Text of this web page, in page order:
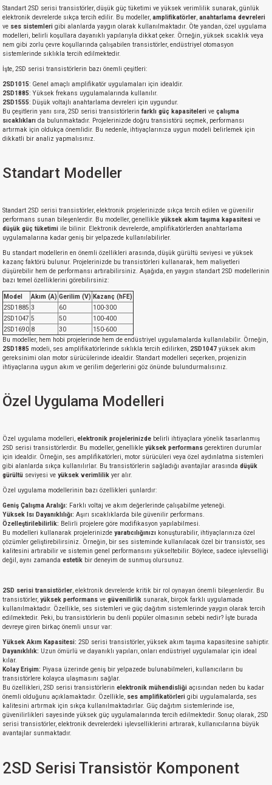
Standart 2SD serisi transistörler, düşük güç tüketimi ve yüksek verimlilik sunarak, günlük
elektronik devrelerde sıkça tercih edilir. Bu modeller, amplifikatörler anahtarlama devreleri
ve ses sistemleri gibi alanlarda yaygın olarak kullanılmaktadır. Öte yandan, özel uygulama
modelleri, belirli koşullara dayanıklı yapılarıyla dikkat çeker. Örneğin, yüksek sıcaklık veya
nem gibi zorlu çevre koşullarında çalışabilen transistörler, endüstriyel otomasyon
sistemlerinde sıklıkla tercih edilmektedir.
İşte, 2SD serisi transistörlerin bazı önemli çeşitleri:
2SD1015: Genel amaçlı amplifikatör uygulamaları için idealdir.
2SD1885: Yüksek frekans uygulamalarında kullanılır.
2SD1555: Düşük voltajlı anahtarlama devreleri için uygundur.
Bu çeşitlerin yanı sıra, 2SD serisi transistörlerin farklı güç kapasiteleri ve çalışma
sıcaklıkları da bulunmaktadır. Projelerinizde doğru transistörü seçmek, performansı
artırmak için oldukça önemlidir. Bu nedenle, ihtiyaçlarınıza uygun modeli belirlemek için
dikkatli bir analiz yapmalısınız.
Standart Modeller
Standart 2SD serisi transistörler, elektronik projelerinizde sıkça tercih edilen ve güvenilir
performans sunan bileşenlerdir. Bu modeller, genellikle yüksek akım taşıma kapasitesi ve
düşük güç tüketimi ile bilinir. Elektronik devrelerde, amplifikatörlerden anahtarlama
uygulamalarına kadar geniş bir yelpazede kullanılabilirler.
Bu standart modellerin en önemli özellikleri arasında, düşük gürültü seviyesi ve yüksek
kazanç faktörü bulunur. Projelerinizde bu transistörleri kullanarak, hem maliyetleri
düşürebilir hem de performansı artırabilirsiniz. Aşağıda, en yaygın standart 2SD modellerinin
bazı temel özelliklerini görebilirsiniz:
Model Akım (A) Gerilim (V) Kazanç (hFE)
2SD1885 3 60
100-300
2SD1047 5 50
100-400
2SD1690 8 30
150-600
Bu modeller, hem hobi projelerinde hem de endüstriyel uygulamalarda kullanılabilir. Örneğin,
2SD1885 modeli, ses amplifikatörlerinde sıklıkla tercih edilirken, 2SD1047 yüksek akım
gereksinimi olan motor sürücülerinde idealdir. Standart modelleri seçerken, projenizin
ihtiyaçlarına uygun akım ve gerilim değerlerini göz önünde bulundurmalısınız.
Özel Uygulama Modelleri
Özel uygulama modelleri, elektronik projelerinizde belirli ihtiyaçlara yönelik tasarlanmış
2SD serisi transistörlerdir. Bu modeller, genellikle yüksek performans gerektiren durumlar
için idealdir. Örneğin, ses amplifikatörleri, motor sürücüleri veya özel aydınlatma sistemleri
gibi alanlarda sıkça kullanılırlar. Bu transistörlerin sağladığı avantajlar arasında düşük
gürültü seviyesi ve yüksek verimlilik yer alır.
Özel uygulama modellerinin bazı özellikleri şunlardır:
Geniş Çalışma Aralığı: Farklı voltaj ve akım değerlerinde çalışabilme yeteneği.
Yüksek Isı Dayanıklılığı: Aşırı sıcaklıklarda bile güvenilir performans.
Özelleştirilebilirlik: Belirli projelere göre modifikasyon yapılabilmesi.
Bu modelleri kullanarak projelerinizde yaratıcılığınızı konuşturabilir, ihtiyaçlarınıza özel
çözümler geliştirebilirsiniz. Örneğin, bir ses sisteminde kullanılacak özel bir transistör, ses
kalitesini artırabilir ve sistemin genel performansını yükseltebilir. Böylece, sadece işlevselliği
değil, aynı zamanda estetik bir deneyim de sunmuş olursunuz.
2SD serisi transistörler , elektronik devrelerde kritik bir rol oynayan önemli bileşenlerdir. Bu
transistörler, yüksek performans ve güvenilirlik sunarak, birçok farklı uygulamada
kullanılmaktadır. Özellikle, ses sistemleri ve güç dağıtım sistemlerinde yaygın olarak tercih
edilmektedir. Peki, bu transistörlerin bu denli popüler olmasının sebebi nedir? İşte burada
devreye giren birkaç önemli unsur var:
Yüksek Akım Kapasitesi: 2SD serisi transistörler, yüksek akım taşıma kapasitesine sahiptir.
Dayanıklılık: Uzun ömürlü ve dayanıklı yapıları, onları endüstriyel uygulamalar için ideal
kılar.
Kolay Erişim: Piyasa üzerinde geniş bir yelpazede bulunabilmeleri, kullanıcıların bu
transistörlere kolayca ulaşmasını sağlar.
Bu özellikleri, 2SD serisi transistörlerin elektronik mühendisliği açısından neden bu kadar
önemli olduğunu açıklamaktadır. Özellikle, ses amplifikatörleri gibi uygulamalarda, ses
kalitesini artırmak için sıkça kullanılmaktadırlar. Güç dağıtım sistemlerinde ise,
güvenilirlikleri sayesinde yüksek güç uygulamalarında tercih edilmektedir. Sonuç olarak, 2SD
serisi transistörler, elektronik devrelerdeki işlevselliklerini artırarak, kullanıcılarına büyük
avantajlar sunmaktadır.
2SD Serisi Transistör Komponent